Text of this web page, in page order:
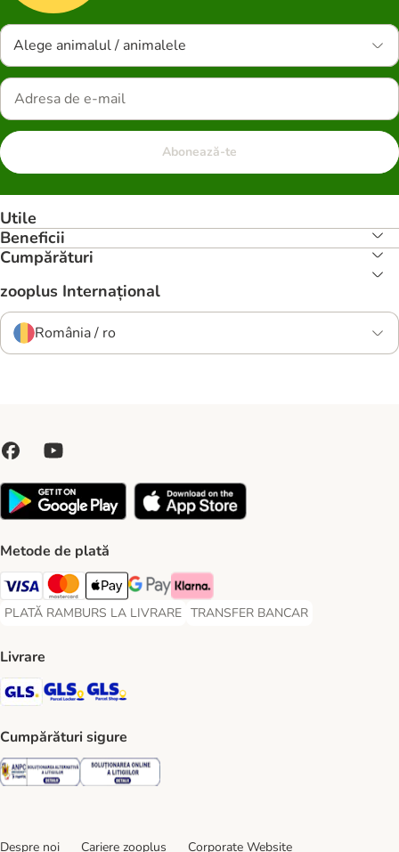
Alege animalul / animalele
Abonează-te
Utile
Beneficii
Cumpărături
zooplus Internațional
România / ro
Metode de plată
Visa Payment Method
Master Card Payment Method
Apple Pay Payment Method
Google Pay Payment Method
Klarna Payment Method
PLATĂ RAMBURS LA LIVRARE
PLATĂ RAMBURS LA LIVRARE Payment Method
TRANSFER BANCAR
TRANSFER BANCAR Payment
Livrare
GLS Shipping Method
GLS Locker Shipping Method
Cumpărături sigure
Security Security
Despre noi Cariere zooplus Corporate Website